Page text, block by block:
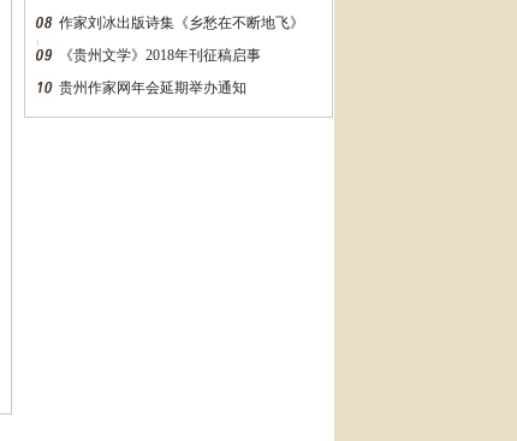
作家刘冰出版诗集《乡愁在不断地飞》
《贵州文学》2018年刊征稿启事
贵州作家网年会延期举办通知